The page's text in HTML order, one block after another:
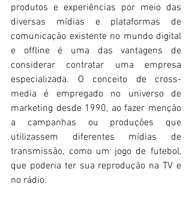
produtos e experiências por meio das
diversas mídias e plataformas de
comunicação existente no mundo digital
e offline é uma das vantagens de
considerar contratar uma empresa
especializada. O conceito de cross-
media é empregado no universo de
marketing desde 1990, ao fazer menção
a campanhas ou produções que
utilizassem diferentes mídias de
transmissão, como um jogo de futebol,
que poderia ter sua reprodução na TV e
no rádio.